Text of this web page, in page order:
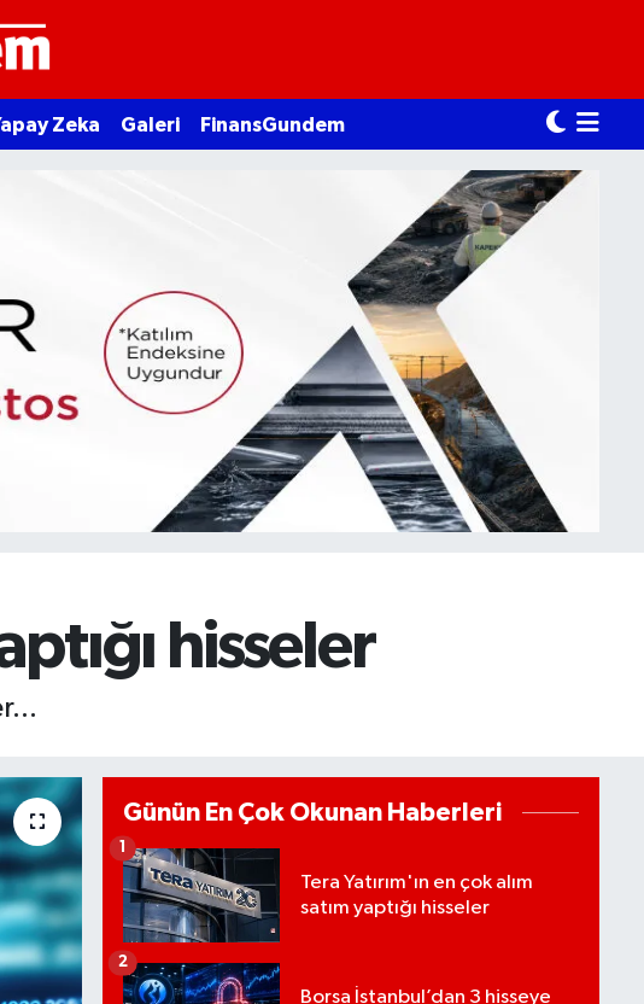
Zeka Galeri FinansGundem
hisseler
Günün En Çok Okunan Haberleri
Tera Yatırım'ın en çok alım
satım yaptığı hisseler
1
Borsa İstanbul’dan 3 hisseye
2